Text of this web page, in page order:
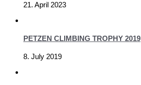
21. April 2023
PETZEN CLIMBING TROPHY 2019
8. July 2019